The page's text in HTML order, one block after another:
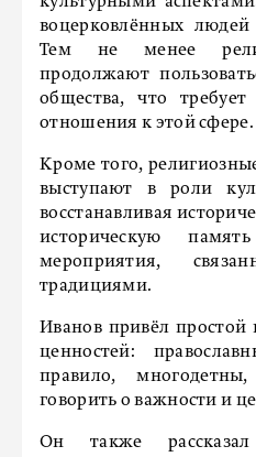
воцерковлённых
Тем не менее
продолжают
общества, что требует
отношения к этой сфере.
Кроме того,
выступают в роли
восстанавливая
историческую
мероприятия,
традициями.
Иванов привёл
ценностей:
правило,
говорить о важности и
Он также